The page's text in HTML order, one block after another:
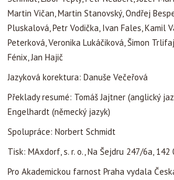
Martin Vičan, Martin Stanovský, Ondřej
Pluskalová, Petr Vodička, Ivan Fales, Kamil
Peterková, Veronika Lukáčiková, Šimon
Fénix, Jan Hajič
Jazyková korektura: Danuše Večeřová
Překlady resumé: Tomáš Jajtner (anglický
Engelhardt (německý jazyk)
Spolupráce: Norbert Schmidt
Tisk: MAxdorf, s. r. o., Na Šejdru 247/6a, 142
Pro Akademickou farnost Praha vydala